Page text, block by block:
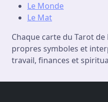
Le Monde
Le Mat
Chaque carte du Tarot
propres symboles et
travail, finances et